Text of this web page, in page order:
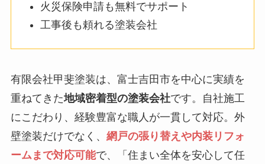
火災保険申請も無料でサポート
工事後も頼れる塗装会社
有限会社甲斐塗装は、富士吉田市を中心に実績を
重ねてきた地域密着型の塗装会社です。自社施工
にこだわり、経験豊富な職人が一貫して対応。外
壁塗装だけでなく、 網戸の張り替えや内装リフォ
ームまで対応可能で、「住まい全体を安心して任